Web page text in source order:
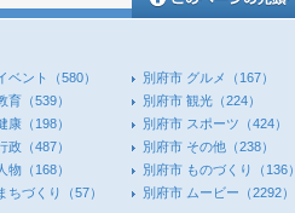
ベント （580） 別府市 グルメ
（167）
育 （539） 別府市 観光 （224）
康 （198） 別府市 スポーツ （424）
政 （487） 別府市 その他 （238）
物 （168） 別府市 ものづくり
（136）
ちづくり
（57） 別府市 ムービー （2292）